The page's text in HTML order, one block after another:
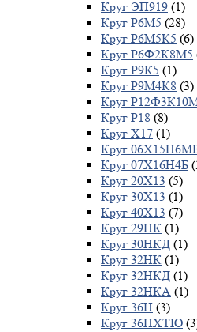
Круг ЭП919 (1)
Круг Р6М5 (28)
Круг Р6М5К5 (6)
Круг Р6Ф2К8М5
Круг Р9К5 (1)
Круг Р9М4К8 (3)
Круг
Круг Р18 (8)
Круг Х17 (1)
Круг
Круг 07Х16Н4Б
Круг 20Х13 (5)
Круг 30Х13 (1)
Круг 40Х13 (7)
Круг 29НК (1)
Круг 30НКД (1)
Круг 32НК (1)
Круг 32НКД (1)
Круг 32НКА (1)
Круг 36Н (3)
Круг 36НХТЮ